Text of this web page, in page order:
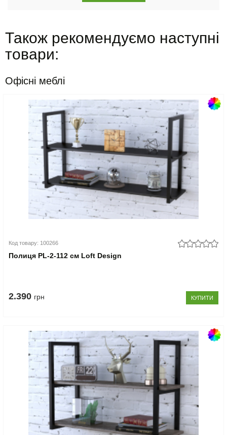
Також рекомендуємо наступні
товари:
Офісні меблі
Код товару: 100266
Полиця PL-2-112 см Loft Design
2.390 грн КУПИТИ